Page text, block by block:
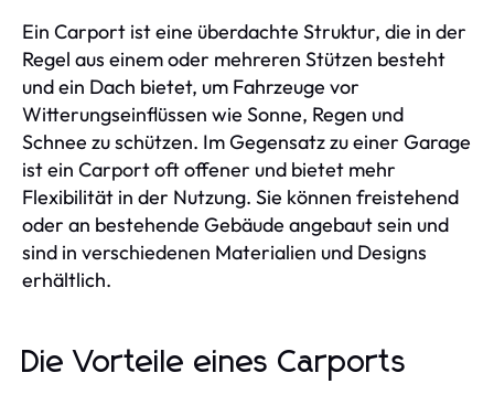
Ein Carport ist eine überdachte Struktur, die in der
Regel aus einem oder mehreren Stützen besteht
und ein Dach bietet, um Fahrzeuge vor
Witterungseinflüssen wie Sonne, Regen und
Schnee zu schützen. Im Gegensatz zu einer Garage
ist ein Carport oft offener und bietet mehr
Flexibilität in der Nutzung. Sie können freistehend
oder an bestehende Gebäude angebaut sein und
sind in verschiedenen Materialien und Designs
erhältlich.
Die Vorteile eines Carports